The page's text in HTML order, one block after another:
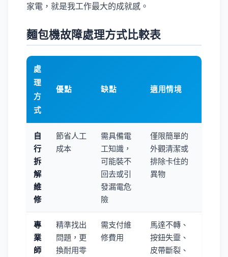
家電，就是我工作最大的成就感。
麵包機故障處理方式比較表
處
理
方
式
優點 缺點 適用情境
自
行
拆
解
維
修
節省人工
成本
需具備電
工知識，
可能裝不
回去或引
發漏電危
險
僅限簡單的
外觀清潔或
排除卡住的
異物
專
業
師
精準找出
問題，更
換耐用零
需支付維
修費用
馬達不轉、
按鈕失靈、
皮帶斷裂、